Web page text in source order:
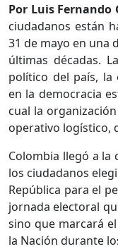
Por Luis Fernando
ciudadanos están
31 de mayo en una
últimas décadas.
político del país, la
en la democracia
cual la
operativo logístico,
Colombia llegó a la
los ciudadanos
República para el
jornada electoral
sino que marcará
la Nación durante